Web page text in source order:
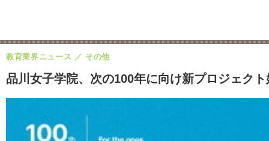
品川女子学院、次の100年に向け新プロジェク
教育業界ニュース その他